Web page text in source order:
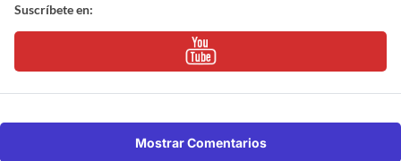
Suscríbete en:
Mostrar Comentarios